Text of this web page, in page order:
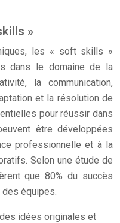
»
les « soft skills »
dans le domaine de la
la communication,
et la résolution de
pour réussir dans
être développées
professionnelle et à la
Selon une étude de
que 80% du succès
équipes.
idées originales et